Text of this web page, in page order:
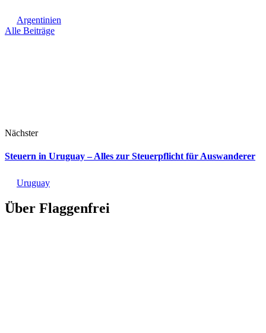
Argentinien
Alle Beiträge
Nächster
Steuern in Uruguay – Alles zur Steuerpflicht für Auswanderer
Uruguay
Über Flaggenfrei